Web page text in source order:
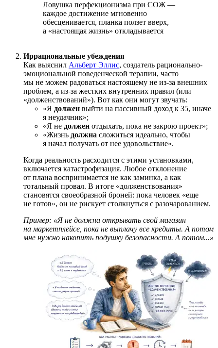
Ловушка перфекционизма при СОЖ —
каждое достижение мгновенно
обесценивается, планка ползет вверх,
а «настоящая жизнь» откладывается
Иррациональные убеждения
Как выяснил Альберт Эллис, создатель рационально-
эмоциональной поведенческой терапии, часто
мы не можем радоваться настоящему не из-за внешних
проблем, а из-за жестких внутренних правил (или
«долженствований»). Вот как они могут звучать:
«Я должен выйти на пассивный доход к 35, иначе
я неудачник»;
«Я не должен отдыхать, пока не закрою проект»;
«Жизнь должна сложиться идеально, чтобы
я начал получать от нее удовольствие».
Когда реальность расходится с этими установками,
включается катастрофизация. Любое отклонение
от плана воспринимается не как заминка, а как
тотальный провал. В итоге «долженствования»
становятся своеобразной броней: пока человек «еще
не готов», он не рискует столкнуться с разочарованием.
Пример: «Я не должна открывать свой магазин
на маркетплейсе, пока не выплачу все кредиты. А потом
мне нужно накопить подушку безопасности. А потом...»